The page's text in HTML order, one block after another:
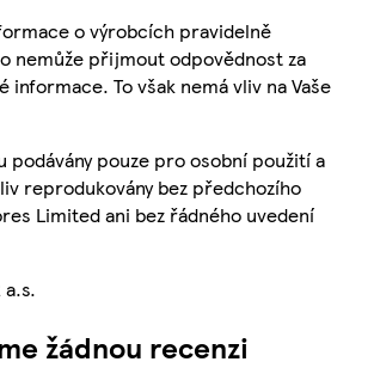
o výrobcích pravidelně
nemůže přijmout odpovědnost za
informace. To však nemá vliv na Vaše
podávány pouze pro osobní použití a
reprodukovány bez předchozího
Limited ani bez řádného uvedení
žádnou recenzi